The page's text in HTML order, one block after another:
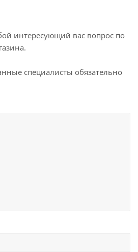
интересующий вас вопрос по
специалисты обязательно